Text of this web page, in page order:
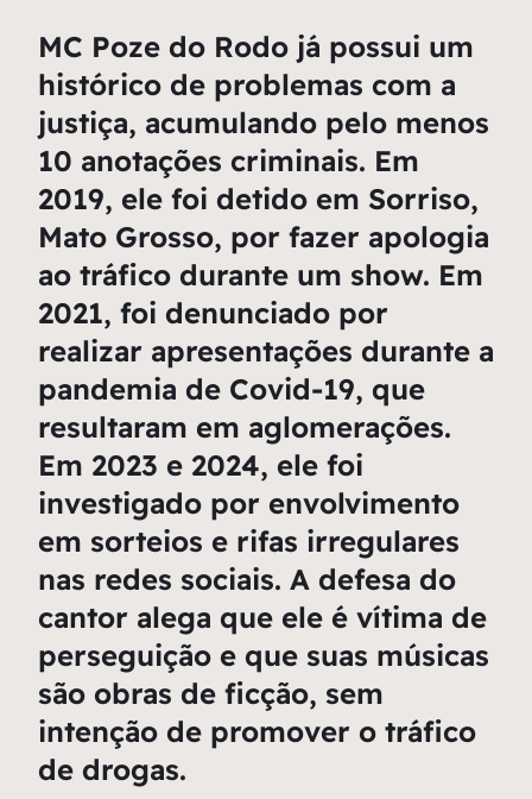
MC Poze do Rodo já possui um
histórico de problemas com a
justiça, acumulando pelo menos
10 anotações criminais. Em
2019, ele foi detido em Sorriso,
Mato Grosso, por fazer apologia
ao tráfico durante um show. Em
2021, foi denunciado por
realizar apresentações durante a
pandemia de Covid-19, que
resultaram em aglomerações.
Em 2023 e 2024, ele foi
investigado por envolvimento
em sorteios e rifas irregulares
nas redes sociais. A defesa do
cantor alega que ele é vítima de
perseguição e que suas músicas
são obras de ficção, sem
intenção de promover o tráfico
de drogas.